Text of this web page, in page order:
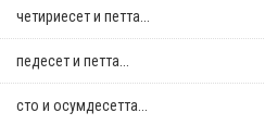
четириесет и петта...
педесет и петта...
сто и осумдесетта...